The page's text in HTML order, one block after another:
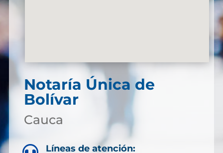
Notaría Única de
Bolívar
Cauca
Líneas de atención: